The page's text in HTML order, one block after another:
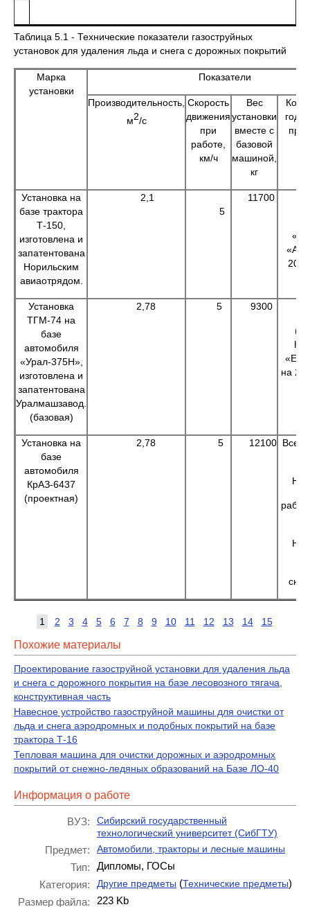
Таблица 5.1 - Технические показатели газоструйных
установок для удаления льда и снега с дорожных покрытий
Марка
установки
Показатели
Производительность,
м2/с
Скорость
движения
при
работе,
км/ч
Вес
установки
вместе с
базовой
машиной,
кг
Кол-
год
Установка на
базе трактора
Т-150,
изготовлена и
запатентована
Норильским
авиаотрядом.
2,1
5
11700
Установка
ТГМ-74 на
базе
автомобиля
«Урал-375Н»,
изготовлена и
запатентована
Уралмашзавод.
(базовая)
2,78 5 9300
на
Установка на
базе
автомобиля
КрАЗ-6437
(проектная)
2,78 5 12100
На
На
1 2 3 4 5 6 7 8 9 10 11 12 13 14 15
Похожие материалы
Проектирование газоструйной установки для удаления льда
и снега с дорожного покрытия на базе лесовозного тягача,
конструктивная часть
Навесное устройство газоструйной машины для очистки от
льда и снега аэродромных и подобных покрытий на базе
трактора Т-16
Тепловая машина для очистки дорожных и аэродромных
покрытий от снежно-ледяных образований на Базе ЛО-40
Информация о работе
ВУЗ:
Сибирский государственный
технологический университет (СибГТУ)
Предмет: Автомобили, тракторы и лесные машины
Тип:
Дипломы, ГОСы
Категория:
Другие предметы (Технические предметы)
Размер файла:
223 Kb